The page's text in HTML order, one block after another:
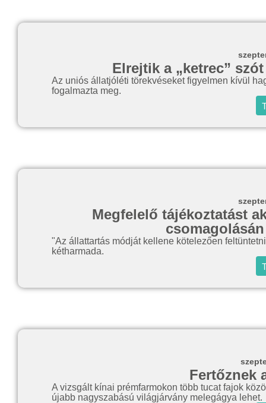
Elrejtik a „ketrec”
Az uniós állatjóléti törekvéseket figyelmen kívül
fogalmazta meg.
Megfelelő tájékoztatást
"Az állattartás módját kellene kötelezően
kétharmada.
Fertőznek
A vizsgált kínai prémfarmokon több tucat fajok
újabb nagyszabású világjárvány melegágya lehet.